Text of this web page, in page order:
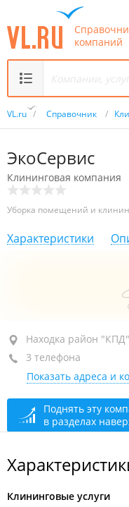
компаний
VL.ru / Справочник /
ЭкоСервис
Клининговая компания
Уборка помещений и
Характеристики
Находка, район
+7 914 662-33-52
+7 902 070-22-44
+7 (4236) 70-22-44
сегодня закрыто
Находка район "КПД"
3 телефона
Показать адреса и
Поднять эту
в разделах
Клининговые услуги